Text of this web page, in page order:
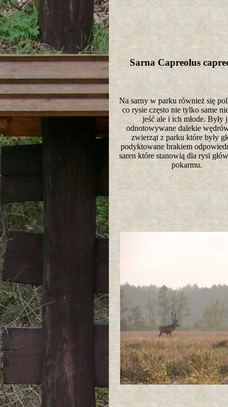
Sarna Capreolus
Na sarny w parku również się
co rysie często nie tylko same
jeść ale i ich młode. Były
odnotowywane dalekie
zwierząt z parku które były
podyktowane brakiem
saren które stanowią dla rysi
pokarmu.